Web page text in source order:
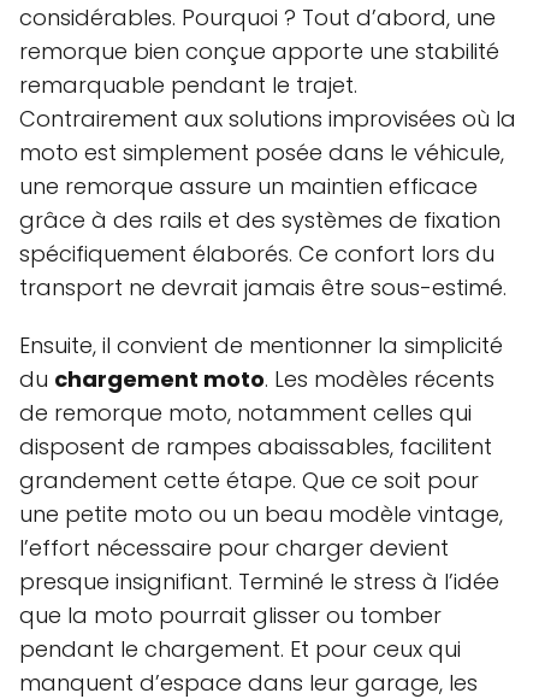
considérables. Pourquoi ? Tout d’abord, une
remorque bien conçue apporte une stabilité
remarquable pendant le trajet.
Contrairement aux solutions improvisées où la
moto est simplement posée dans le véhicule,
une remorque assure un maintien efficace
grâce à des rails et des systèmes de fixation
spécifiquement élaborés. Ce confort lors du
transport ne devrait jamais être sous-estimé.
Ensuite, il convient de mentionner la simplicité
du chargement moto. Les modèles récents
de remorque moto, notamment celles qui
disposent de rampes abaissables, facilitent
grandement cette étape. Que ce soit pour
une petite moto ou un beau modèle vintage,
l’effort nécessaire pour charger devient
presque insignifiant. Terminé le stress à l’idée
que la moto pourrait glisser ou tomber
pendant le chargement. Et pour ceux qui
manquent d’espace dans leur garage, les